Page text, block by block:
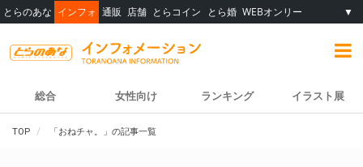
とらのあな インフォ 通販 店舗 とらコイン とら婚 WEBオンリー ▼
総合 女性向け ランキング イラスト展
TOP 「おねチャ。」の記事一覧